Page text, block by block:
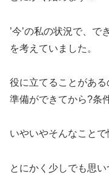
’今’の私の状況で、
を考えていました。
役に立てることがある
準備ができてから?条
いやいやそんなこと
とにかく少しでも思い